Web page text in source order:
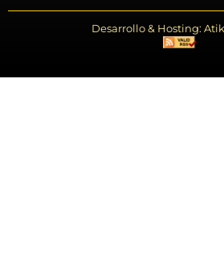
Desarrollo & Hosting: